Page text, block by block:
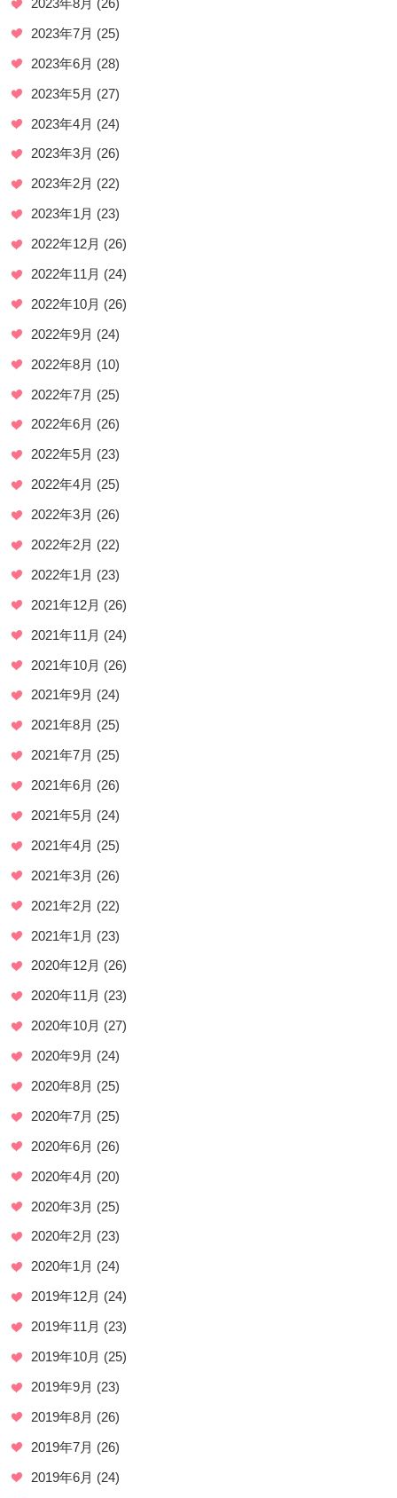
2023年8月 (26)
2023年7月 (25)
2023年6月 (28)
2023年5月 (27)
2023年4月 (24)
2023年3月 (26)
2023年2月 (22)
2023年1月 (23)
2022年12月 (26)
2022年11月 (24)
2022年10月 (26)
2022年9月 (24)
2022年8月 (10)
2022年7月 (25)
2022年6月 (26)
2022年5月 (23)
2022年4月 (25)
2022年3月 (26)
2022年2月 (22)
2022年1月 (23)
2021年12月 (26)
2021年11月 (24)
2021年10月 (26)
2021年9月 (24)
2021年8月 (25)
2021年7月 (25)
2021年6月 (26)
2021年5月 (24)
2021年4月 (25)
2021年3月 (26)
2021年2月 (22)
2021年1月 (23)
2020年12月 (26)
2020年11月 (23)
2020年10月 (27)
2020年9月 (24)
2020年8月 (25)
2020年7月 (25)
2020年6月 (26)
2020年4月 (20)
2020年3月 (25)
2020年2月 (23)
2020年1月 (24)
2019年12月 (24)
2019年11月 (23)
2019年10月 (25)
2019年9月 (23)
2019年8月 (26)
2019年7月 (26)
2019年6月 (24)